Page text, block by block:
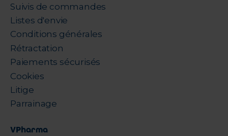
Suivis de commandes
Listes d'envie
Conditions générales
Rétractation
Paiements sécurisés
Cookies
Litige
Parrainage
VPharma